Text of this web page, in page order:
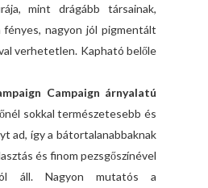
mint drágább társainak,
fényes, nagyon jól pigmentált
verhetetlen. Kapható belőle
Campaign árnyalatú
sokkal természetesebb és
ad, így a bátortalanabbaknak
és finom pezsgőszínével
áll. Nagyon mutatós a